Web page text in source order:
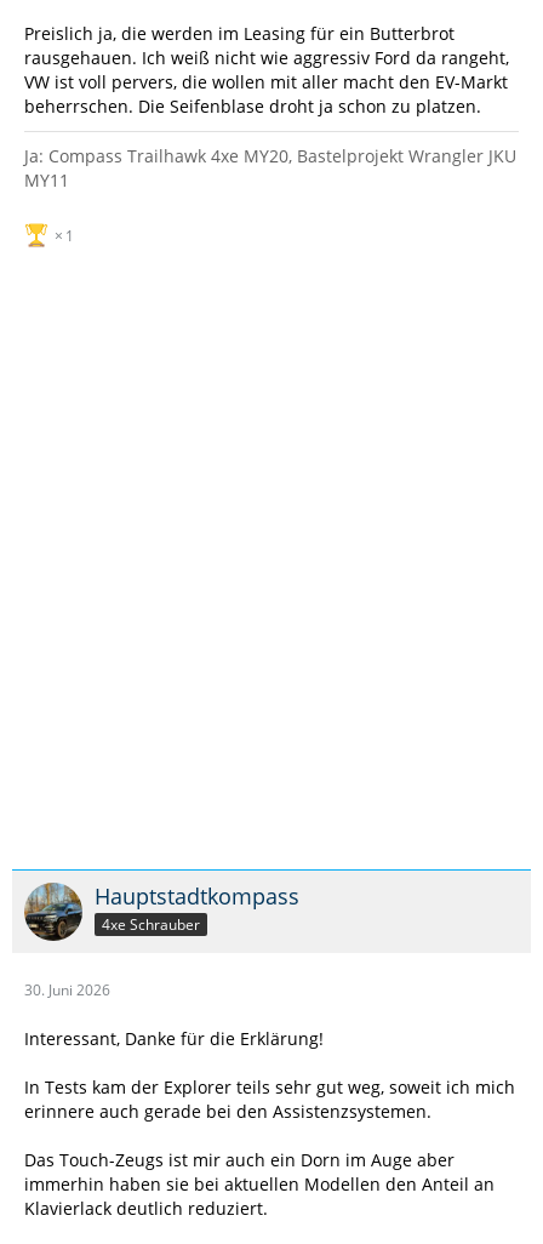
Preislich ja, die werden im Leasing für ein Butterbrot
rausgehauen. Ich weiß nicht wie aggressiv Ford da rangeht,
VW ist voll pervers, die wollen mit aller macht den EV-Markt
beherrschen. Die Seifenblase droht ja schon zu platzen.
Ja: Compass Trailhawk 4xe MY20, Bastelprojekt Wrangler JKU
MY11
1
Hauptstadtkompass
4xe Schrauber
30. Juni 2026
Interessant, Danke für die Erklärung!
In Tests kam der Explorer teils sehr gut weg, soweit ich mich
erinnere auch gerade bei den Assistenzsystemen.
Das Touch-Zeugs ist mir auch ein Dorn im Auge aber
immerhin haben sie bei aktuellen Modellen den Anteil an
Klavierlack deutlich reduziert.